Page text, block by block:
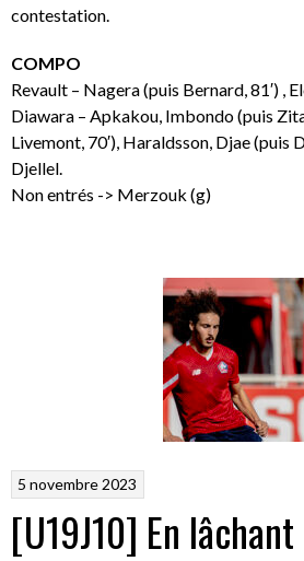
contestation.
COMPO
Revault – Nagera (puis Bernard, 81′) ,
Diawara – Apkakou, Imbondo (puis
Livemont, 70′), Haraldsson, Djae (puis
Djellel.
Non entrés -> Merzouk (g)
5 novembre 2023
[U19J10] En